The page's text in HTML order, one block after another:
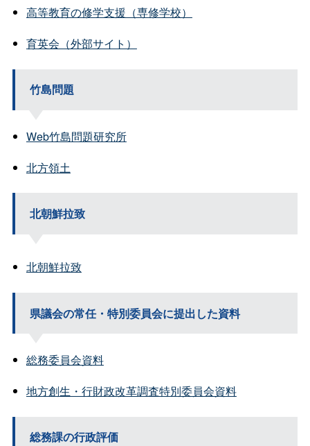
高等教育の修学支援（専修学校）
育英会（外部サイト）
竹島問題
Web竹島問題研究所
北方領土
北朝鮮拉致
北朝鮮拉致
県議会の常任・特別委員会に提出した資料
総務委員会資料
地方創生・行財政改革調査特別委員会資料
総務課の行政評価